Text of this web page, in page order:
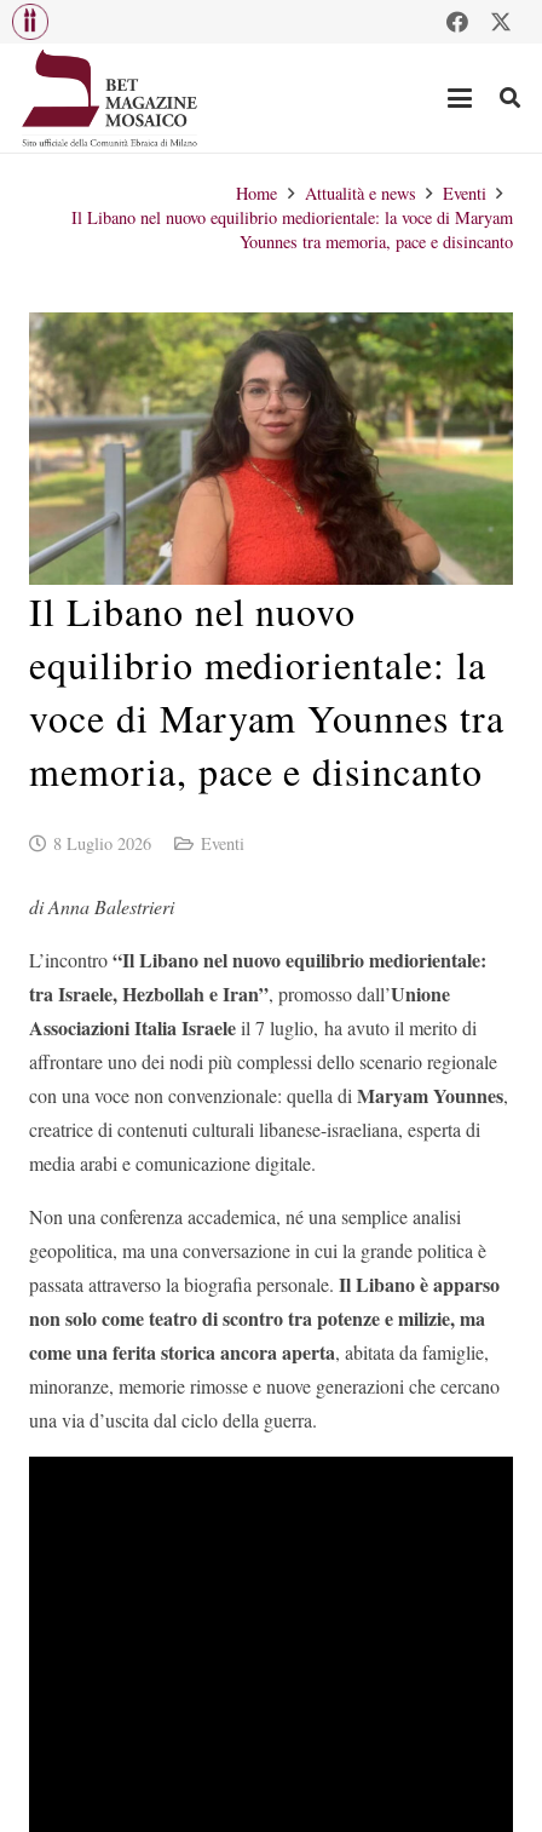
Home Attualità e news
Eventi
Il Libano nel nuovo equilibrio mediorientale: la voce di Maryam
Younnes tra memoria, pace e disincanto
Il Libano nel nuovo
equilibrio mediorientale: la
voce di Maryam Younnes tra
memoria, pace e disincanto
8 Luglio 2026 Eventi
di Anna Balestrieri
L’incontro“Il Libano nel nuovo equilibrio mediorientale:
tra Israele, Hezbollah e Iran”, promosso dall’Unione
Associazioni Italia Israeleil 7 luglio, ha avuto il merito di
affrontare uno dei nodi più complessi dello scenario regionale
con una voce non convenzionale: quella diMaryam Younnes,
creatrice di contenuti culturali libanese-israeliana, esperta di
media arabi e comunicazione digitale.
Non una conferenza accademica, né una semplice analisi
geopolitica, ma una conversazione in cui la grande politica è
passata attraverso la biografia personale. Il Libano è apparso
non solo come teatro di scontro tra potenze e milizie, ma
come una ferita storica ancora aperta, abitata da famiglie,
minoranze, memorie rimosse e nuove generazioni che cercano
una via d’uscita dal ciclo della guerra.